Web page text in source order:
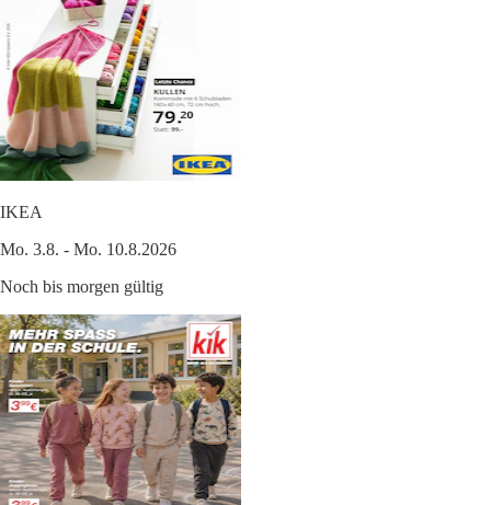
IKEA
Mo. 3.8. - Mo. 10.8.2026
Noch bis morgen gültig